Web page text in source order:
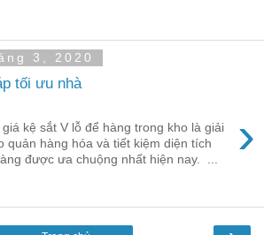
3, 2020
tối ưu nhà
›
kệ sắt V lỗ để hàng trong kho là giải
quản hàng hóa và tiết kiệm diện tích
được ưa chuộng nhất hiện nay. ...